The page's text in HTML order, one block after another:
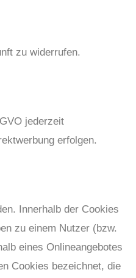
zu widerrufen.
jederzeit
erfolgen.
Innerhalb der Cookies
zu einem Nutzer (bzw.
eines Onlineangebotes
Cookies bezeichnet, die